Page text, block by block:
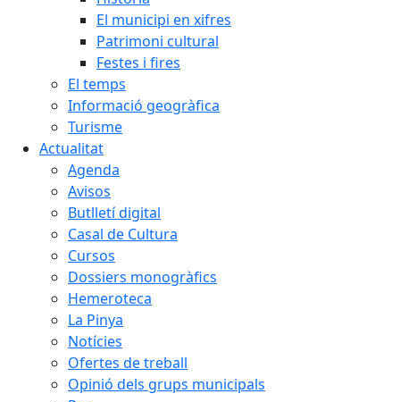
El municipi en xifres
Patrimoni cultural
Festes i fires
El temps
Informació geogràfica
Turisme
Actualitat
Agenda
Avisos
Butlletí digital
Casal de Cultura
Cursos
Dossiers monogràfics
Hemeroteca
La Pinya
Notícies
Ofertes de treball
Opinió dels grups municipals